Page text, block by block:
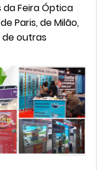
Feira Óptica
Paris, de Milão,
de outras